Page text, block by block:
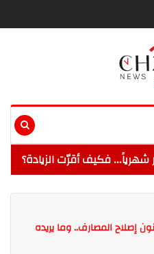
إصلاح المصارف.. وما يريده